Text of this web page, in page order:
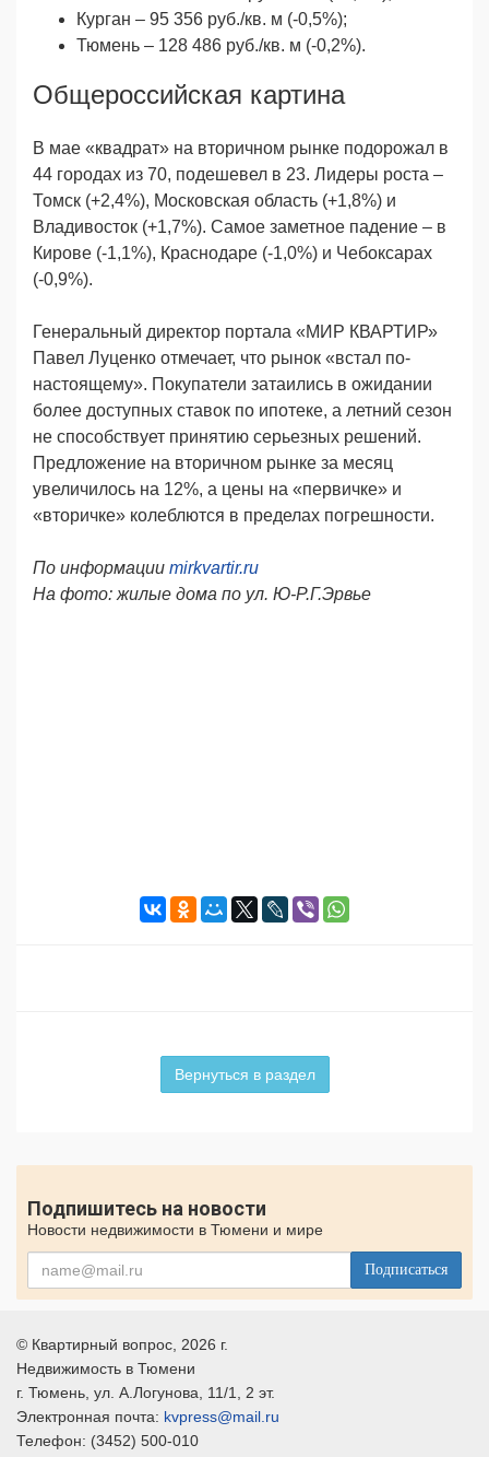
Курган – 95 356 руб./кв. м (-0,5%);
Тюмень – 128 486 руб./кв. м (-0,2%).
Общероссийская картина
В мае «квадрат» на вторичном рынке подорожал в
44 городах из 70, подешевел в 23. Лидеры роста –
Томск (+2,4%), Московская область (+1,8%) и
Владивосток (+1,7%). Самое заметное падение – в
Кирове (-1,1%), Краснодаре (-1,0%) и Чебоксарах
(-0,9%).
Генеральный директор портала «МИР КВАРТИР»
Павел Луценко отмечает, что рынок «встал по-
настоящему». Покупатели затаились в ожидании
более доступных ставок по ипотеке, а летний сезон
не способствует принятию серьезных решений.
Предложение на вторичном рынке за месяц
увеличилось на 12%, а цены на «первичке» и
«вторичке» колеблются в пределах погрешности.
По информации mirkvartir.ru
На фото: жилые дома по ул. Ю-Р.Г.Эрвье
Вернуться в раздел
Подпишитесь на новости
Новости недвижимости в Тюмени и мире
Подписаться
© Квартирный вопрос , 2026 г.
Недвижимость в Тюмени
г. Тюмень , ул. А.Логунова, 11/1, 2 эт.
Электронная почта: kvpress@mail.ru
Телефон: (3452) 500-010